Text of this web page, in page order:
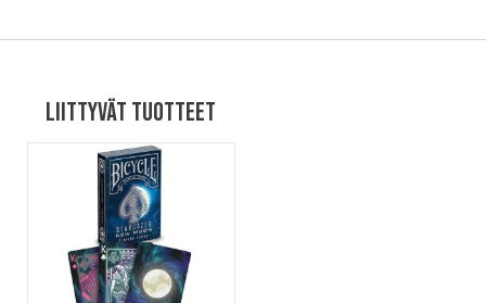
Liittyvät tuotteet